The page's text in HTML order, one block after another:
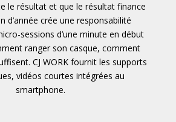
le résultat et que le résultat finance
d’année crée une responsabilité
sessions d’une minute en début
ranger son casque, comment
CJ WORK fournit les supports
vidéos courtes intégrées au
smartphone.